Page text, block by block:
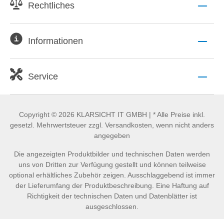
Rechtliches
Informationen
Service
Copyright © 2026 KLARSICHT IT GMBH | * Alle Preise inkl.
gesetzl. Mehrwertsteuer zzgl. Versandkosten, wenn nicht anders
angegeben
Die angezeigten Produktbilder und technischen Daten werden
uns von Dritten zur Verfügung gestellt und können teilweise
optional erhältliches Zubehör zeigen. Ausschlaggebend ist immer
der Lieferumfang der Produktbeschreibung. Eine Haftung auf
Richtigkeit der technischen Daten und Datenblätter ist
ausgeschlossen.